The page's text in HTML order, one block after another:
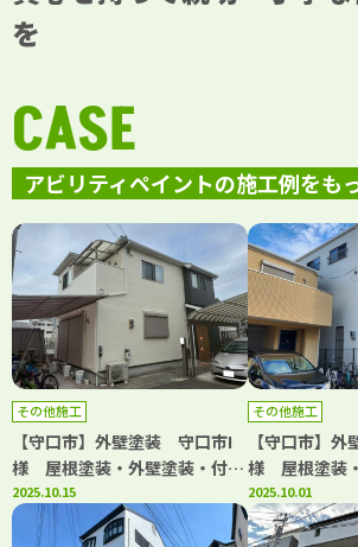
を
アビリティペイントの施工例をも
CASE
その他施工
【守口市】外壁塗装 守口市I
様 屋根塗装・外壁塗装・付帯
部塗装・シーリング工事 アビ
リティペイント
2025.10.15
その他施工
【守口市】
様 屋根塗装
部塗装・シー
リティペイン
2025.10.01